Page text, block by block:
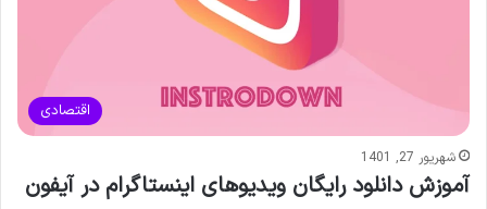
اقتصادی
شهریور 27, 1401
آموزش دانلود رایگان ویدیوهای اینستاگرام در آیفون